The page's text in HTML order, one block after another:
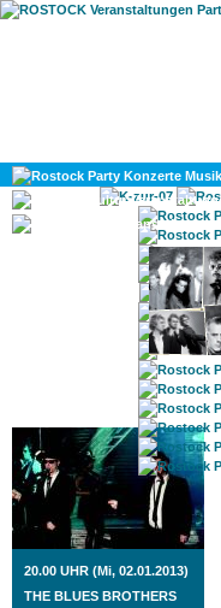
ROSTOCK TAGESTIPP
20.00 UHR (Mi, 02.01.2013)
THE BLUES BROTHERS